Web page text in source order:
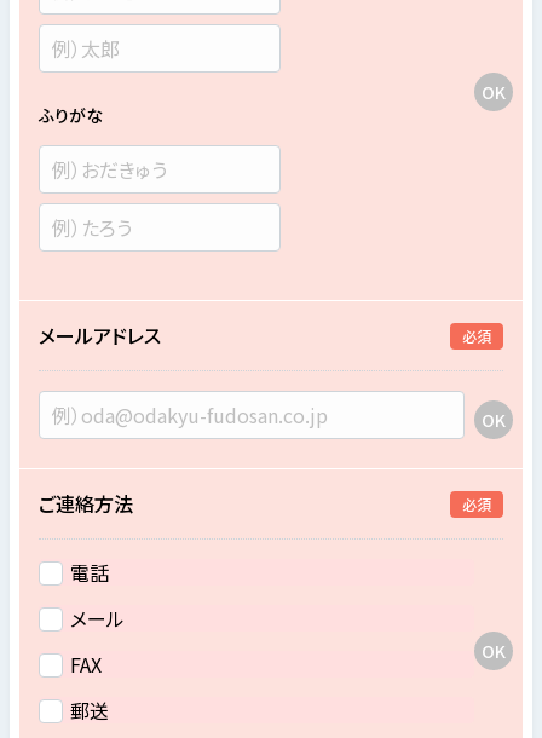
ふりがな
メールアドレス 必須
ご連絡方法 必須
電話
メール
FAX
郵送